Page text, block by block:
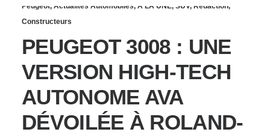
Peugeot, Actualités Automobiles, À LA UNE, SUV, Rédaction,
Constructeurs
PEUGEOT 3008 : UNE
VERSION HIGH-TECH
AUTONOME AVA
DÉVOILÉE À ROLAND-